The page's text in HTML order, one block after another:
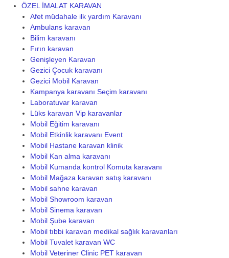
ÖZEL İMALAT KARAVAN
Afet müdahale ilk yardım Karavanı
Ambulans karavan
Bilim karavanı
Fırın karavan
Genişleyen Karavan
Gezici Çocuk karavanı
Gezici Mobil Karavan
Kampanya karavanı Seçim karavanı
Laboratuvar karavan
Lüks karavan Vip karavanlar
Mobil Eğitim karavanı
Mobil Etkinlik karavanı Event
Mobil Hastane karavan klinik
Mobil Kan alma karavanı
Mobil Kumanda kontrol Komuta karavanı
Mobil Mağaza karavan satış karavanı
Mobil sahne karavan
Mobil Showroom karavan
Mobil Sinema karavan
Mobil Şube karavan
Mobil tıbbi karavan medikal sağlık karavanları
Mobil Tuvalet karavan WC
Mobil Veteriner Clinic PET karavan